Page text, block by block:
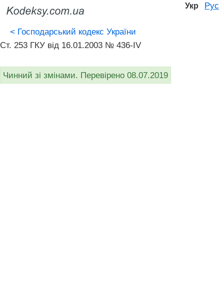
Укр Рус
< Господарський кодекс України
Ст. 253 ГКУ від 16.01.2003 № 436-IV
Чинний зі змінами. Перевірено 08.07.2019